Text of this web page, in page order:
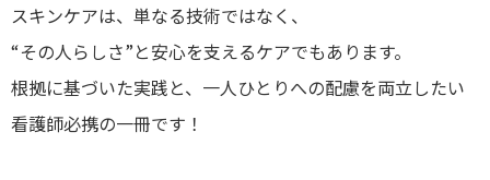
スキンケアは、単なる技術ではなく、
“その人らしさ”と安心を支えるケアでもあります。
根拠に基づいた実践と、一人ひとりへの配慮を両立したい
看護師必携の一冊です！